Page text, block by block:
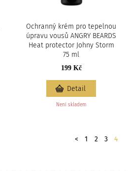
Ochranný krém pro tepelnou
úpravu vousů ANGRY BEARDS
Heat protector Johny Storm
75 ml
199 Kč
Není skladem
Detail
Stránkování
předchozí
< 1 2 3 4